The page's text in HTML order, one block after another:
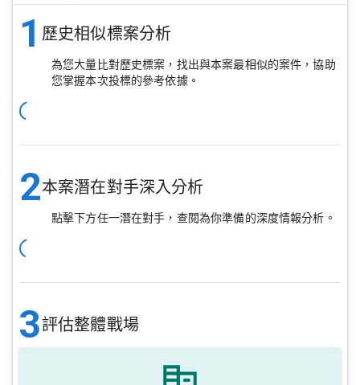
1 歷史相似標案分析
為您大量比對歷史標案，找出與本案最相似的案件，協助
您掌握本次投標的參考依據。
2本案潛在對手深入分析
點擊下方任一潛在對手，查閱為你準備的深度情報分析。
3評估整體戰場